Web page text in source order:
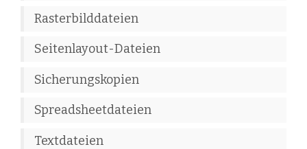
Rasterbilddateien
Seitenlayout-Dateien
Sicherungskopien
Spreadsheetdateien
Textdateien